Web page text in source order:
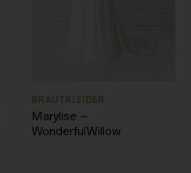
BRAUTKLEIDER
Marylise –
WonderfulWillow